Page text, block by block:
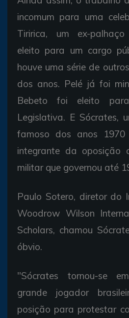
incomum para uma
Tiririca, um ex-
eleito para um cargo
houve uma série de
dos anos. Pelé já foi
Bebeto foi eleito
Legislativa. E Sócrates,
famoso dos anos
integrante da oposição
militar que governou até
Paulo Sotero, diretor do
Woodrow Wilson
Scholars, chamou
óbvio.
"Sócrates tornou-se
grande jogador
posição para protestar